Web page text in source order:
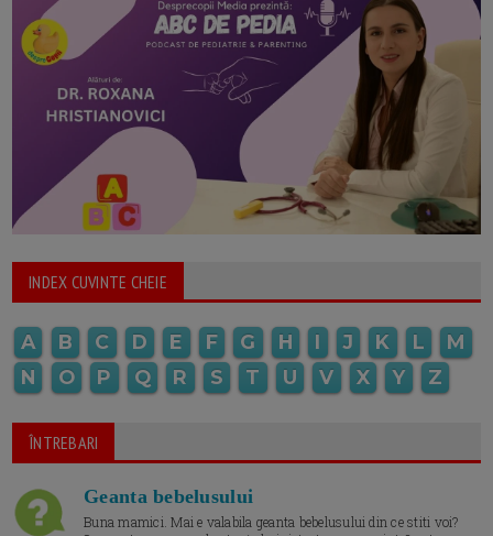
INDEX CUVINTE CHEIE
A B C D E F G H I J K L
M
N
O P Q R S T U V X Y Z
ÎNTREBARI
Geanta bebelusului
Buna mamici. Mai e valabila geanta bebelusului din ce stiti voi?